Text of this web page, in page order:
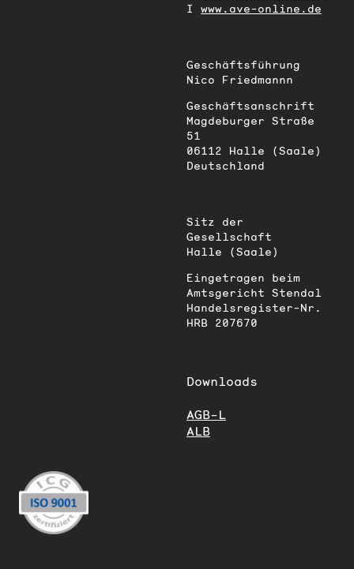
I www.ave-online.de
Geschäftsführung
Nico Friedmannn
Geschäftsanschrift
Magdeburger Straße
51
06112 Halle (Saale)
Deutschland
Sitz der
Gesellschaft
Halle (Saale)
Eingetragen beim
Amtsgericht Stendal
Handelsregister-Nr.
HRB 207670
Downloads
AGB-L
ALB